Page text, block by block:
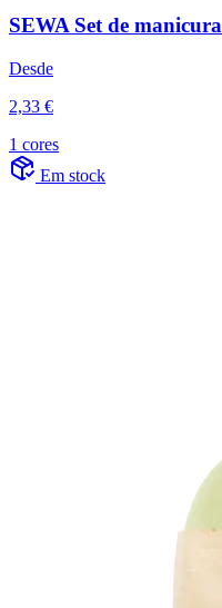
SEWA Set de manicura
Desde
2,33 €
1 cores
Em stock